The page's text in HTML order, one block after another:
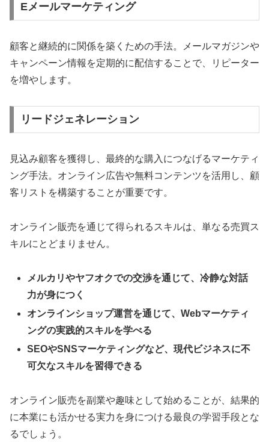
Eメールマーケティング
顧客と継続的に関係を築くための手法。メールマガジンや
キャンペーン情報を定期的に配信することで、リピーター
を増やします。
リードジェネレーション
見込み顧客を獲得し、最終的な購入につなげるマーケティ
ング手法。オンライン広告や無料コンテンツを活用し、顧
客リストを構築することが重要です。
オンライン販売を通じて得られるスキルは、単なる売買ス
キルにとどまりません。
メルカリやヤフオクでの交渉を通じて、冷静な対話
力が身につく
オンラインショップ運営を通じて、Webマーケティ
ングの実践的スキルを学べる
SEOやSNSマーケティングなど、現代ビジネスに不
可欠なスキルを習得できる
オンライン販売を副業や趣味として始めることが、結果的
に本業にも活かせる実力を身につける最良の学習手段とな
るでしょう。